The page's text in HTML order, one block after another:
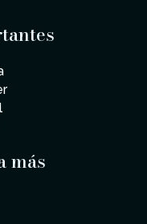
más